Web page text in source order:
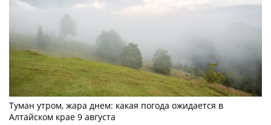
Туман утром, жара днем: какая погода ожидается в
Алтайском крае 9 августа